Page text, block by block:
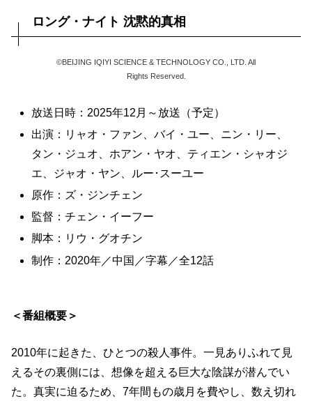
ロング・ナイト 沈黙的真相
©BEIJING IQIYI SCIENCE & TECHNOLOGY CO., LTD. All
Rights Reserved.
放送日時：2025年12月～放送（予定）
出演：リャオ・ファン、バイ・ユー、ニン・リー、
タン・ジュオ、ホアン・ヤオ、ティエン・シャオジ
エ、ジャオ・ヤン、ルー･スーユー
原作：ズ・ジンチェン
監督：チェン・イーフー
脚本：リウ・グオチン
制作：2020年／中国／字幕／全12話
＜番組概要＞
2010年に起きた、ひとつの殺人事件。一見ありふれて見
えるその裏側には、想像を超える巨大な陰謀が潜んでい
た。真実に迫るため、7年間もの歳月を費やし、数え切れ